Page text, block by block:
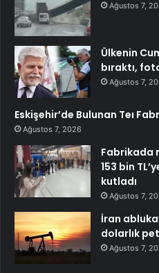
Ağustos 7,
Ülkenin
bıraktı,
Ağustos 7,
Eskişehir’de Bulunan Teı
Ağustos 7, 2026
Fabrikada
153 bin
kutladı
Ağustos 7,
İran
dolarlık
Ağustos 7,